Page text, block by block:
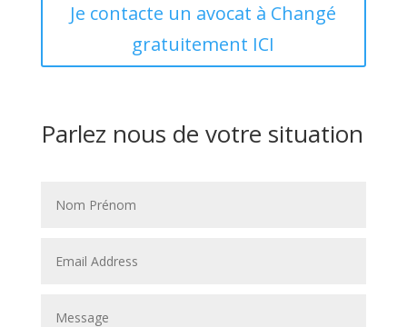
Je contacte un avocat à Changé
gratuitement ICI
Parlez nous de votre situation